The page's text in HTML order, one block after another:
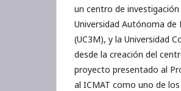
un centro de
Universidad Autónoma de
(UC3M), y la Universidad
desde la creación del
proyecto presentado al
al ICMAT como uno de